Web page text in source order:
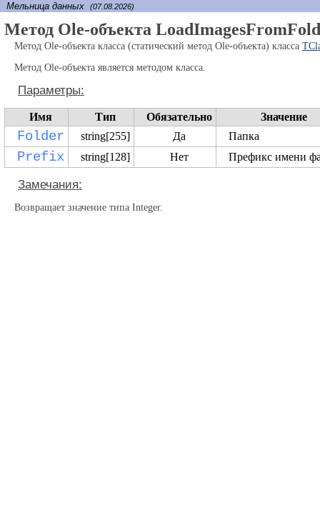
Мельница данных (07.08.2026)
Метод Ole-объекта
Метод Ole-объекта класса (статический метод Ole-объекта) класса
Метод Ole-объекта является методом класса.
Параметры:
Имя Тип Обязательно Значение
Folder string[255] Да Папка
Prefix string[128] Нет Префикс имени
Замечания:
Возвращает значение типа Integer.